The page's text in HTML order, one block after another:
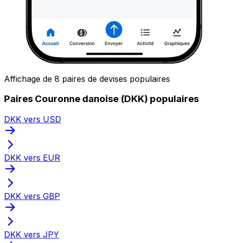
Affichage de 8 paires de devises populaires
Paires Couronne danoise (DKK) populaires
DKK vers USD
DKK vers EUR
DKK vers GBP
DKK vers JPY